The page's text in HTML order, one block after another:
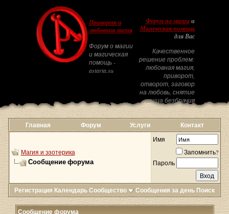
Приворот и
любовная магия
Форум о магии
и магическая
помощь -
astarta.su
Форум по магиии
Магическая помощь
для Вас
Качественное
решение проблем:
любовная магия,
приворот,
отворот, заговор
на любовь, снятие
венца безбрачия
Главная Форум Услуги Контакт
Магия и эзотерика
Сообщение форума
Имя
Запомнить?
Пароль
Регистрация КалендарьСообщество Сообщения за день Поиск
Сообщение форума